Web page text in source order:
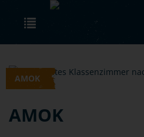
Skip to main content
AMOK
AMOK